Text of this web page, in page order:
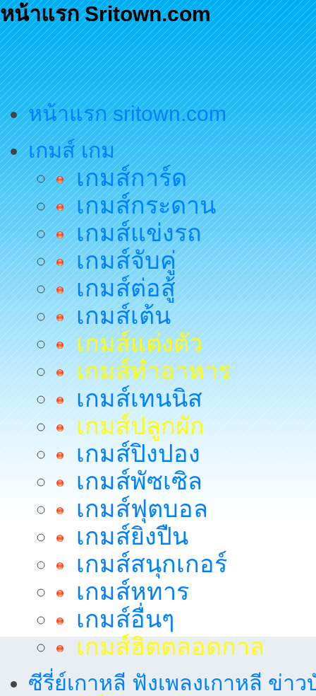
หน้าแรก Sritown.com
หน้าแรก sritown.com
เกมส์ เกม
เกมส์การ์ด
เกมส์กระดาน
เกมส์แข่งรถ
เกมส์จับคู่
เกมส์ต่อสู้
เกมส์เต้น
เกมส์แต่งตัว
เกมส์ทำอาหาร
เกมส์เทนนิส
เกมส์ปลูกผัก
เกมส์ปิงปอง
เกมส์พัซเซิล
เกมส์ฟุตบอล
เกมส์ยิงปืน
เกมส์สนุกเกอร์
เกมส์หทาร
เกมส์อื่นๆ
เกมส์ฮิตตลอดกาล
ซีรี่ย์เกาหลี ฟังเพลงเกาหลี ข่าว